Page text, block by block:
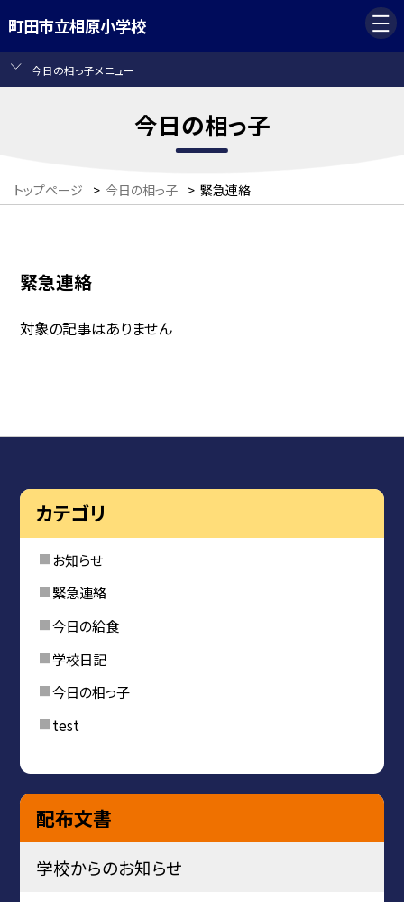
町田市立相原小学校
今日の相っ子メニュー
今日の相っ子
トップページ > 今日の相っ子 > 緊急連絡
緊急連絡
対象の記事はありません
カテゴリ
お知らせ
緊急連絡
今日の給食
学校日記
今日の相っ子
test
配布文書
学校からのお知らせ